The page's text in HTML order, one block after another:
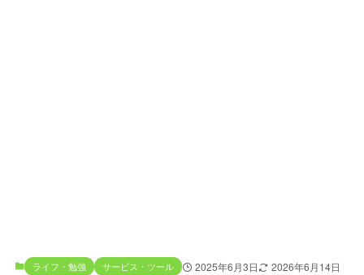
ライフ・勉強 サービス・ツール 2025年6月3日 2026年6月14日